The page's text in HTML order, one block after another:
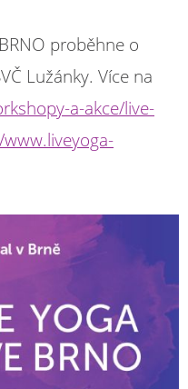
proběhne o
Lužánky. Více na
a-akce/live-